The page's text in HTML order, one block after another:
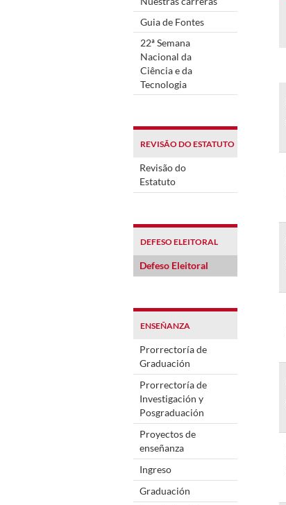
Guia de Fontes
22ª Semana
Nacional da
Ciência e da
Tecnologia
REVISÃO DO ESTATUTO
Revisão do
Estatuto
DEFESO ELEITORAL
Defeso Eleitoral
ENSEÑANZA
Prorrectoría de
Graduación
Prorrectoría de
Investigación y
Posgraduación
Proyectos de
enseñanza
Ingreso
Graduación